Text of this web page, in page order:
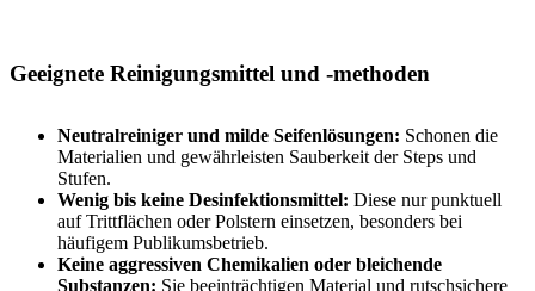
Geeignete Reinigungsmittel und -methoden
Neutralreiniger und milde Seifenlösungen: Schonen die
Materialien und gewährleisten Sauberkeit der Steps und
Stufen.
Wenig bis keine Desinfektionsmittel: Diese nur punktuell
auf Trittflächen oder Polstern einsetzen, besonders bei
häufigem Publikumsbetrieb.
Keine aggressiven Chemikalien oder bleichende
Substanzen: Sie beeinträchtigen Material und rutschsichere